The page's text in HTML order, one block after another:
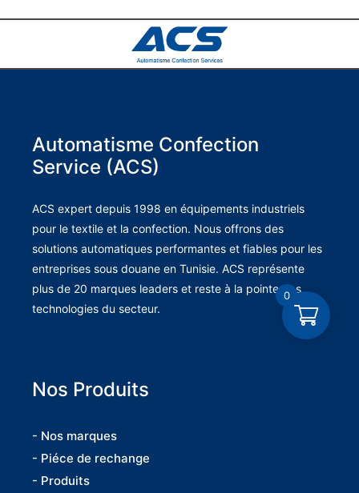
Automatisme Confection
Service (ACS)
ACS expert depuis 1998 en équipements industriels
pour le textile et la confection. Nous offrons des
solutions automatiques performantes et fiables pour les
entreprises sous douane en Tunisie. ACS représente
plus de 20 marques leaders et reste à la pointe des
technologies du secteur.
Nos Produits
- Nos marques
- Piéce de rechange
- Produits
0